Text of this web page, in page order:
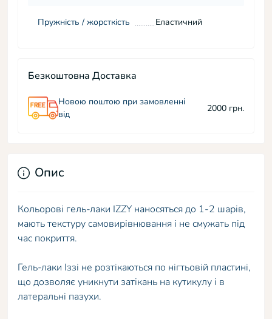
Пружність / жорсткість Еластичний
Безкоштовна Доставка
Новою поштою при замовленні
від
2000 грн.
Опис
Кольорові гель-лаки IZZY наносяться до 1-2 шарів,
мають текстуру самовирівнювання і не смужать під
час покриття.
Гель-лаки Іззі не розтікаються по нігтьовій пластині,
що дозволяє уникнути затікань на кутикулу і в
латеральні пазухи.